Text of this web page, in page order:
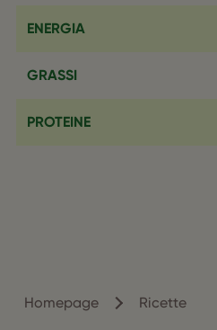
ENERGIA
GRASSI
PROTEINE
Homepage Ricette